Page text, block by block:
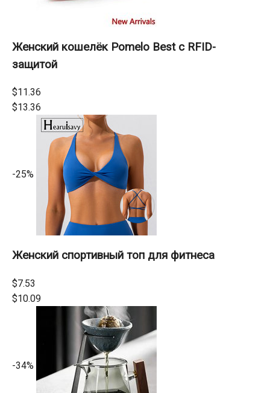
Женский кошелёк Pomelo Best с RFID-
защитой
$11.36
$13.36
-25%
Женский спортивный топ для фитнеса
$7.53
$10.09
-34%